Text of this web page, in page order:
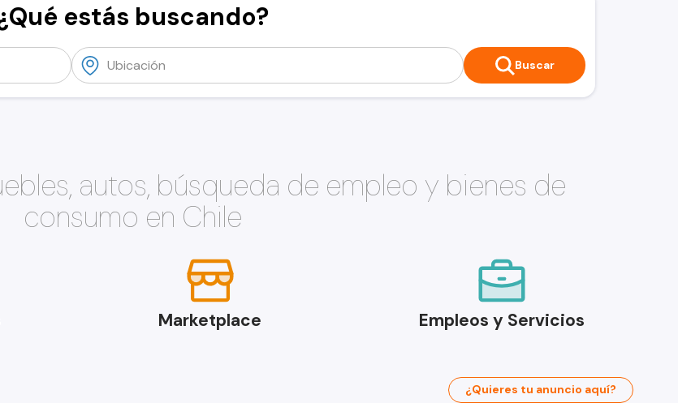
estás buscando?
Buscar
autos, búsqueda de empleo y bienes de
consumo en Chile
Marketplace Empleos y Servicios
¿Quieres tu anuncio aquí?